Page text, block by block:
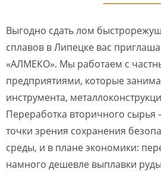
Выгодно сдать лом
сплавов в Липецке вас
«АЛМЕКО». Мы работаем с
предприятиями, которые
инструмента,
Переработка вторичного сырья
точки зрения сохранения
среды, и в плане экономики:
намного дешевле выплавки